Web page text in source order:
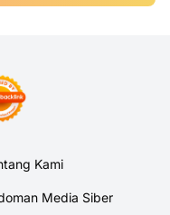
Kami
Media Siber